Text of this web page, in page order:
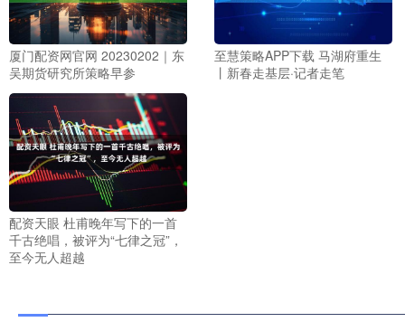
厦门配资网官网 20230202｜东
吴期货研究所策略早参
至慧策略APP下载 马湖府重生
丨新春走基层·记者走笔
配资天眼 杜甫晚年写下的一首
千古绝唱，被评为“七律之冠”，
至今无人超越